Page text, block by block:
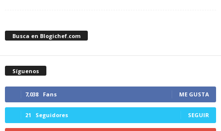
Busca en Blogichef.com
Síguenos
7,038 Fans ME GUSTA
21 Seguidores SEGUIR